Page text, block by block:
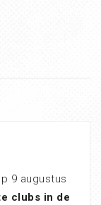
9 augustus
clubs in de